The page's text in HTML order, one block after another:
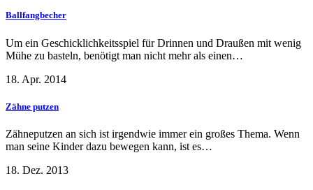
Ballfangbecher
Um ein Geschicklichkeitsspiel für Drinnen und Draußen mit wenig
Mühe zu basteln, benötigt man nicht mehr als einen…
18. Apr. 2014
Zähne putzen
Zähneputzen an sich ist irgendwie immer ein großes Thema. Wenn
man seine Kinder dazu bewegen kann, ist es…
18. Dez. 2013